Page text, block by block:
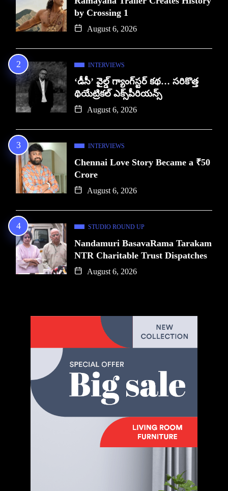
by Crossing 1
August 6, 2026
INTERVIEWS
‘డీసీ’ వైల్డ్ గ్యాంగ్‌స్టర్ కథ… సరికొత్త
థియేట్రికల్ ఎక్స్‌పీరియన్స్
August 6, 2026
INTERVIEWS
Chennai Love Story Became a ₹50
Crore
August 6, 2026
STUDIO ROUND UP
Nandamuri BasavaRama Tarakam
NTR Charitable Trust Dispatches
August 6, 2026